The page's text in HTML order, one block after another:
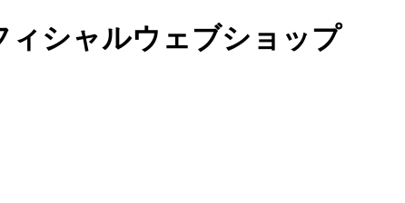
ィシャルウェブショップ